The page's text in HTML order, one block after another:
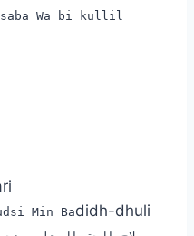
Wa bi kullil
Min Badidh-dhuli